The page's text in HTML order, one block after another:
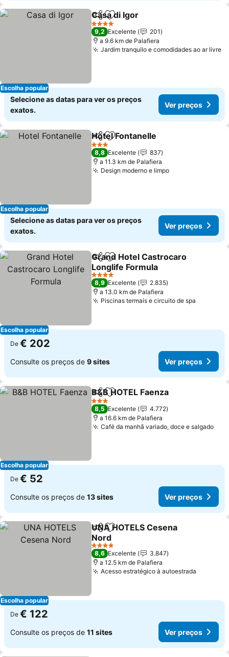
Escolha popular
PartilharAdicionar aos favoritos
Casa di Igor
4 Estrelas
9,2 Excelente
201
a 9.6 km de Palafiera
Jardim tranquilo e comodidades ao ar livre
Selecione as datas para ver os preços
exatos.
Ver preços
Escolha popular
PartilharAdicionar aos favoritos
Hotel Fontanelle
3 Estrelas
8,8 Excelente
837
a 11.3 km de Palafiera
Design moderno e limpoVer preços
Selecione as datas para ver os preços
exatos.
Ver preços
Escolha popular
PartilharAdicionar aos favoritos
Grand Hotel Castrocaro
Longlife Formula
Ver preços
4 Estrelas
8,9 Excelente
2.835
a 13.0 km de Palafiera
Piscinas termais e circuito de spa
De € 202
Consulte os preços de 9 sites Ver preços
Escolha popular
PartilharAdicionar aos favoritos
B&B HOTEL Faenza
3 Estrelas
8,5 Excelente
4.772
a 16.6 km de Palafiera
Café da manhã variado, doce e salgadoVer
De € 52
Consulte os preços de 13 sites Ver preços
Escolha popular
PartilharAdicionar aos favoritos
UNA HOTELS Cesena
Nord
Ver preços
4 Estrelas
8,6 Excelente
3.847
a 12.5 km de Palafiera
Acesso estratégico à autoestrada
De € 122
Consulte os preços de 11 sites Ver preços